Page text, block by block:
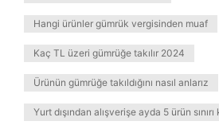
Hangi ürünler gümrük vergisinden muaf
Kaç TL üzeri gümrüğe takılır 2024
Ürünün gümrüğe takıldığını nasıl anlarız
Yurt dışından alışverişe ayda 5 ürün sınırı